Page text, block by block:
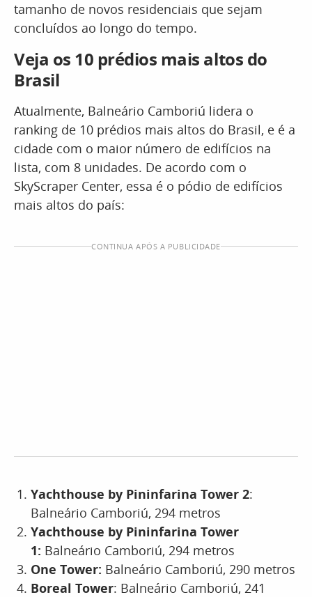
tamanho de novos residenciais que sejam
concluídos ao longo do tempo.
Veja os 10 prédios mais altos do
Brasil
Atualmente, Balneário Camboriú lidera o
ranking de 10 prédios mais altos do Brasil, e é a
cidade com o maior número de edifícios na
lista, com 8 unidades. De acordo com o
SkyScraper Center, essa é o pódio de edifícios
mais altos do país:
CONTINUA APÓS A PUBLICIDADE
Yachthouse by Pininfarina Tower 2:
Balneário Camboriú, 294 metros
Yachthouse by Pininfarina Tower
1: Balneário Camboriú, 294 metros
One Tower: Balneário Camboriú, 290 metros
Boreal Tower: Balneário Camboriú, 241